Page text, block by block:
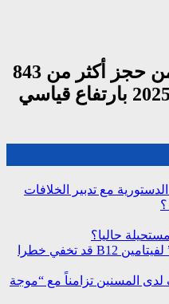
تقرير: الجمارك تتمكن من حجز أكثر من 843
ألف سيجارة مهربة في 2025 بارتفاع قياسي
مع تدبير الخلافات
؟
حاليا؟
دراسة: المستويات “الطبيعية” لفيتامين B12 قد تخفي خطرا
المسنين تزامناً مع “موجة